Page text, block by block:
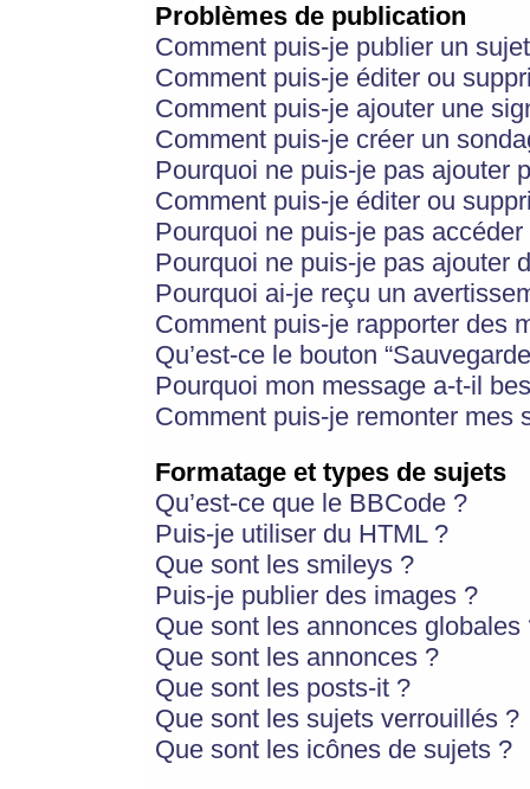
Problèmes de publication
Comment puis-je publier un
Comment puis-je éditer ou
Comment puis-je ajouter une
Comment puis-je créer un
Pourquoi ne puis-je pas ajouter
Comment puis-je éditer ou
Pourquoi ne puis-je pas
Pourquoi ne puis-je pas ajouter
Pourquoi ai-je reçu un
Comment puis-je rapporter des
Qu’est-ce le bouton
Pourquoi mon message a-t-il
Comment puis-je remonter mes
Formatage et types de sujets
Qu’est-ce que le BBCode ?
Puis-je utiliser du HTML ?
Que sont les smileys ?
Puis-je publier des images ?
Que sont les annonces globales
Que sont les annonces ?
Que sont les posts-it ?
Que sont les sujets verrouillés ?
Que sont les icônes de sujets ?